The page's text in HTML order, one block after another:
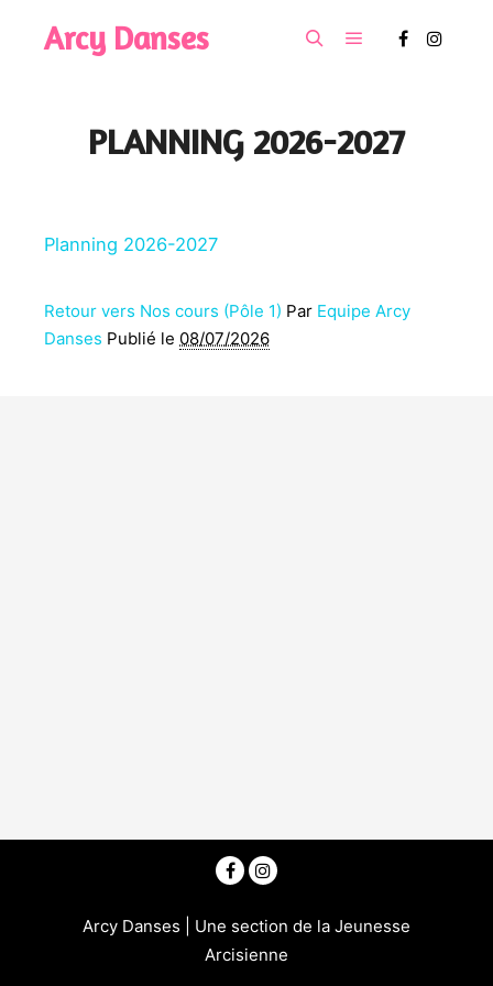
Arcy Danses
PLANNING 2026-2027
Planning 2026-2027
Retour vers Nos cours (Pôle 1) Par Equipe Arcy
Danses Publié le 08/07/2026
Arcy Danses | Une section de la Jeunesse
Arcisienne